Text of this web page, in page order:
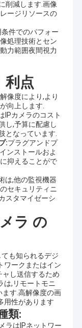
削減します.画像
ージリソースの
件でのパフォー
処理技術とセン
力範囲夜間視力
利点
像度により,より
向上します.
IPカメラのコスト
し,予算に配慮し
となっています.
:プラグアンドプ
ンストールおよ
抑えることがで
は,他の監視機器
セキュリティニ
スタマイゼーシ
ラ の
も知られるデジ
ワークまたはイン
し送信するため
は,リモートモニ
す.高解像度の画
用性があります
類:
ラはIPネットワー